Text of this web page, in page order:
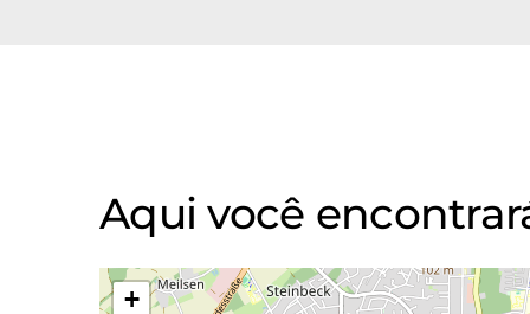
Aqui você
+